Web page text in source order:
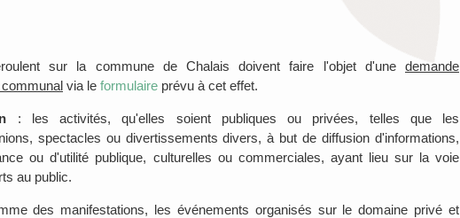
sur la commune de Chalais doivent faire l'objet d'unedemande
via le formulaire prévu à cet effet.
: les activités, qu'elles soient publiques ou privées, telles que les
spectacles ou divertissements divers, à but de diffusion d'informations,
ou d'utilité publique, culturelles ou commerciales, ayant lieu sur la voie
au public.
des manifestations, les événements organisés sur le domaine privé et